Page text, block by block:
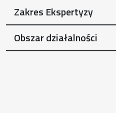
Zakres Ekspertyzy
Obszar działalności